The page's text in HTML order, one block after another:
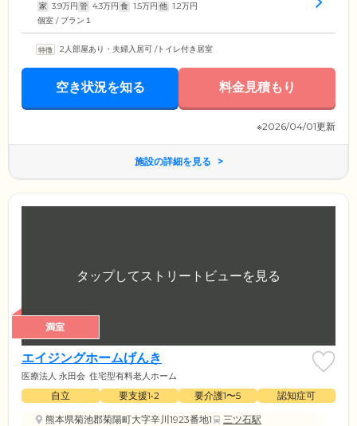
家 3.9万円 管 4.3万円 食 1.5万円 他 1.2万円
個室 / プラン１
2人部屋あり・夫婦入居可 /トイレ付き居室
空き状況を知る 料金見積もり
※2026/04/01更新
施設の詳細を見る
満室
エイジングホームげんき
医療法人 永田会 住宅型有料老人ホーム
自立 要支援1•2 要介護1〜5
認知症可
熊本県菊池郡菊陽町大字辛川1923番地1
三ツ石駅